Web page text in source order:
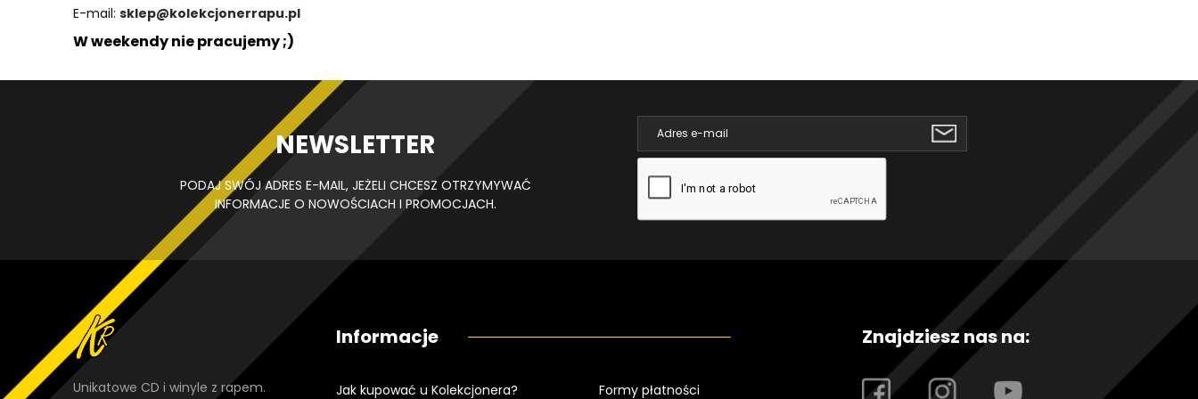
E-mail: sklep@kolekcjonerrapu.pl
W weekendy nie pracujemy ;)
NEWSLETTER
PODAJ SWÓJ ADRES E-MAIL, JEŻELI CHCESZ OTRZYMYWAĆ
INFORMACJE O NOWOŚCIACH I PROMOCJACH.
Unikatowe CD i winyle z rapem.
Informacje
Jak kupować u Kolekcjonera? Formy płatności
Znajdziesz nas na: